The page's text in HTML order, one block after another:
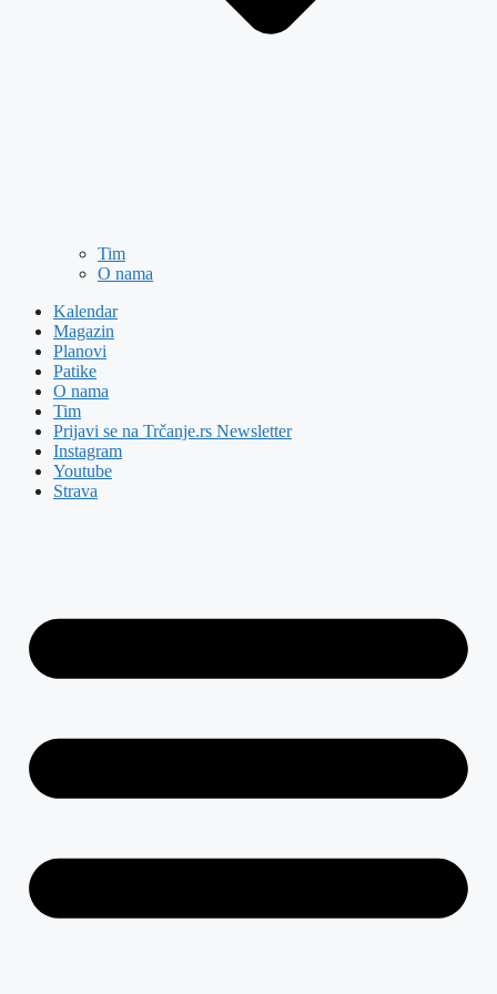
Tim
O nama
Kalendar
Magazin
Planovi
Patike
O nama
Tim
Prijavi se na Trčanje.rs Newsletter
Instagram
Youtube
Strava